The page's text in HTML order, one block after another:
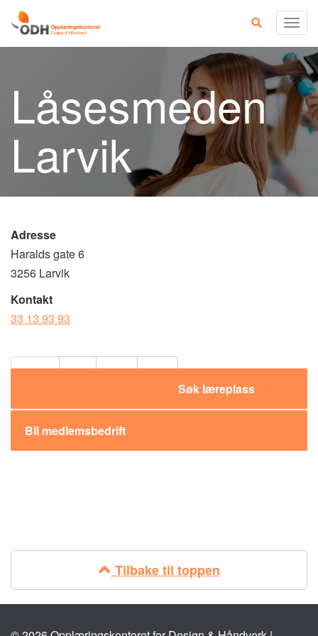
Skip
content
Låsesmeden
Larvik
Adresse
Haralds gate 6
3256 Larvik
Kontakt
33 13 93 93
Søk læreplass
Bli medlemsbedrift
Tilbake til toppen